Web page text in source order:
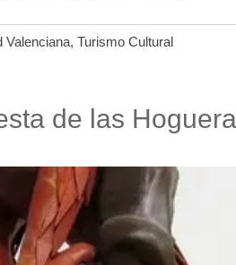
Valenciana, Turismo Cultural
de las